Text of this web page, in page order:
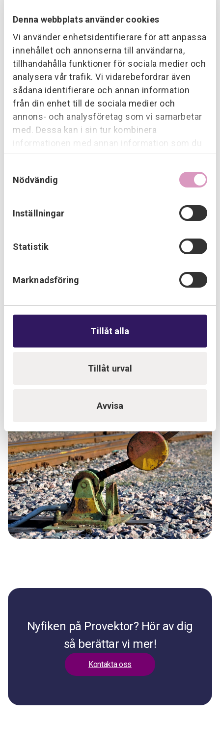
Denna webbplats använder cookies
Vi använder enhetsidentifierare för att anpassa
innehållet och annonserna till användarna,
tillhandahålla funktioner för sociala medier och
analysera vår trafik. Vi vidarebefordrar även
sådana identifierare och annan information
från din enhet till de sociala medier och
annons- och analysföretag som vi samarbetar
med. Dessa kan i sin tur kombinera
informationen med annan information som du
har tillhandahållit eller som de har samlat in när
Nödvändig
Inställningar
Statistik
Marknadsföring
Tillåt alla
Tillåt urval
Avvisa
Att komma in i lokstallarnas gamla lokaler är fascinerande.
Gamla anor, stora maskiner och fordon i kombination med
modern teknik. Arbetet här är som ett ”hantverk” och kräver
specialkunskap. Att man tar vara på, restaurerar samt
anpassar fordonen till nya behov och förlänger deras
livslängd är ett arbetssätt helt rätt i tiden.
Nyfiken på Provektor? Hör av dig
så berättar vi mer!
Kontakta oss